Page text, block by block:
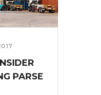
PARSE